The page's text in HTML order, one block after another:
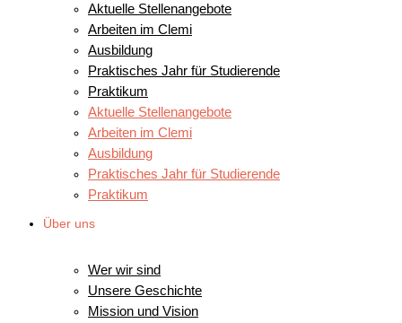
Aktuelle Stellenangebote
Arbeiten im Clemi
Ausbildung
Praktisches Jahr für Studierende
Praktikum
Aktuelle Stellenangebote
Arbeiten im Clemi
Ausbildung
Praktisches Jahr für Studierende
Praktikum
Über uns
Wer wir sind
Unsere Geschichte
Mission und Vision